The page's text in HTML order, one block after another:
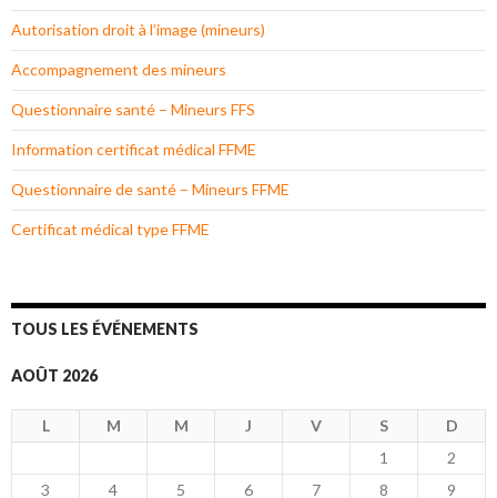
Autorisation droit à l’image (mineurs)
Accompagnement des mineurs
Questionnaire santé – Mineurs FFS
Information certificat médical FFME
Questionnaire de santé – Mineurs FFME
Certificat médical type FFME
TOUS LES ÉVÉNEMENTS
AOÛT 2026
L M M J V S
D
1
2
3
4 5 6 7 8
9